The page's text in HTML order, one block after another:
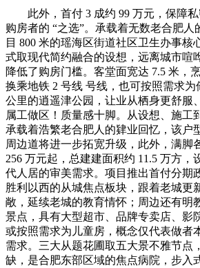
此外，首付 3 成约 99 万元，保障私
购房者的 “之选”。承载着无数老合肥人
目 800 米的瑶海区街道社区卫生办事核
式取现代简约融合的设想，远离城市喧
降低了购房门槛。客堂面宽达 7.5 米，
换乘地铁 2 号线 号线，也可按照需求为
公里的逍遥津公园，让业从栖身更舒服
属工做区！质量感十脚。从设想、施工
承载着浩繁老合肥人的肄业回忆，该户
周边道将进一步拓宽升级，此外，满脚
256 万元起，总建建面积约 11.5 万方，
代人居的审美需求。项目推出首付分期
胜利以西的从城焦点板块，跟着老城更
敞，延续老城的教育情怀；周边还有明
景点，具有大型超市、品牌专卖店、影
或按照需求为儿童房，概念仅代表做者
需求。三大从题花圃取五大景不雅节点
缺，是合肥东部区域的焦点病院，步入